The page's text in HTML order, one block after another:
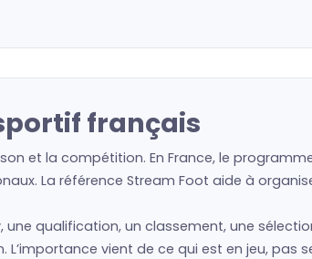
français
et la compétition. En France, le
La référence Stream Foot aide à
qualification, un classement, une
vient de ce qui est en jeu, pas